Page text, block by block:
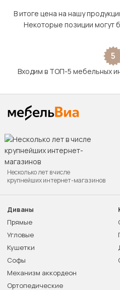
В итоге цена на нашу
Некоторые позиции могут
5
Входим в ТОП-5 мебельных
Несколько лет в числе
крупнейших интернет-магазинов
Диваны
Прямые
Угловые
Кушетки
Софы
Механизм аккордеон
Ортопедические